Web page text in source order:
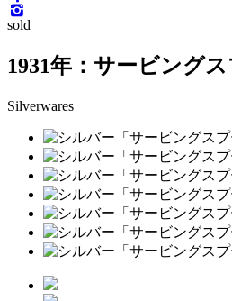
sold
1931年：サービング
Silverwares